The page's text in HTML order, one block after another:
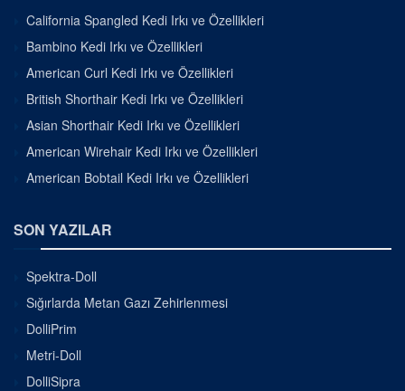
California Spangled Kedi Irkı ve Özellikleri
Bambino Kedi Irkı ve Özellikleri
American Curl Kedi Irkı ve Özellikleri
British Shorthair Kedi Irkı ve Özellikleri
Asian Shorthair Kedi Irkı ve Özellikleri
American Wirehair Kedi Irkı ve Özellikleri
American Bobtail Kedi Irkı ve Özellikleri
SON YAZILAR
Spektra-Doll
Sığırlarda Metan Gazı Zehirlenmesi
DolliPrim
Metri-Doll
DolliSipra